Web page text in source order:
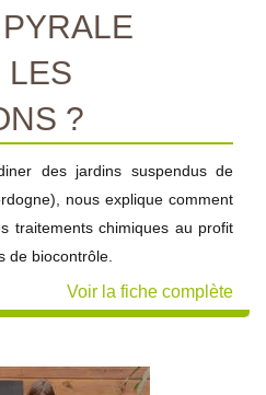
LES
?
des jardins suspendus de
nous explique comment
traitements chimiques au profit
de biocontrôle.
Voir la fiche complète